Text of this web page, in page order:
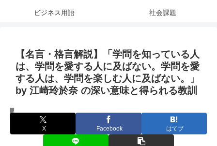
ビジネス用語 社会課題
【名言・格言解説】「学問を知っている人
は、学問を愛する人に及ばない。学問を愛
する人は、学問を楽しむ人に及ばない。」
by 江崎玲於奈 の深い意味と得られる教訓
名言・格言
X Facebook はてブ